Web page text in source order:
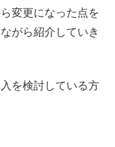
変更になった点を
がら紹介していき
を検討している方